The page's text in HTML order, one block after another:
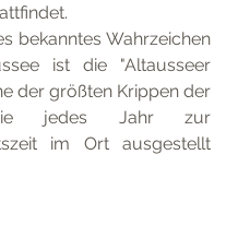
bekanntes Wahrzeichen
ist die "Altausseer
der größten Krippen der
jedes Jahr zur
im Ort ausgestellt